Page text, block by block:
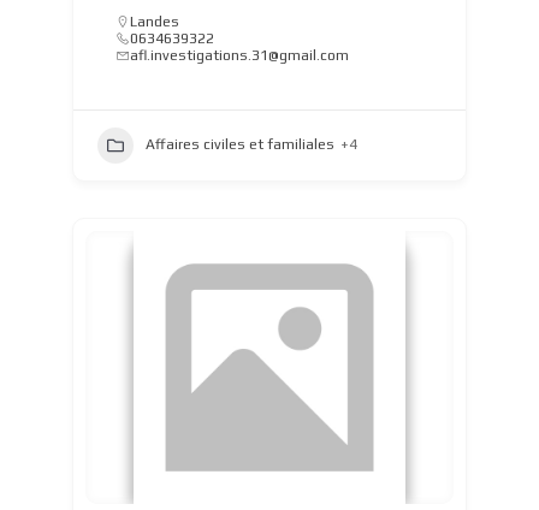
Landes
0634639322
afl.investigations.31@gmail.com
Affaires civiles et familiales +4